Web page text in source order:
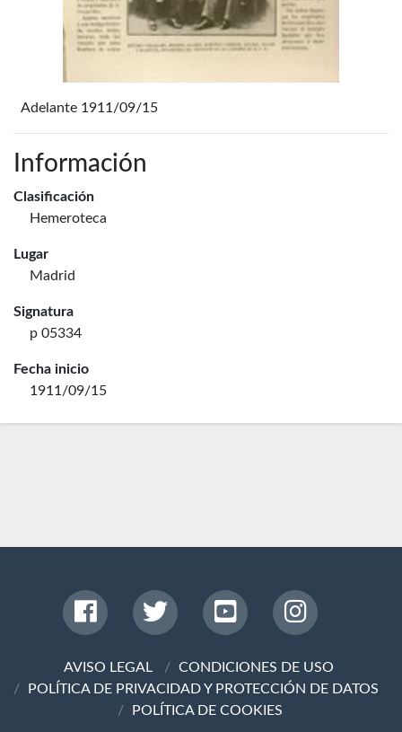
Adelante 1911/09/15
Información
Clasificación
Hemeroteca
Lugar
Madrid
Signatura
p 05334
Fecha inicio
1911/09/15
AVISO LEGAL
CONDICIONES DE USO
POLÍTICA DE PRIVACIDAD Y PROTECCIÓN DE DATOS
POLÍTICA DE COOKIES